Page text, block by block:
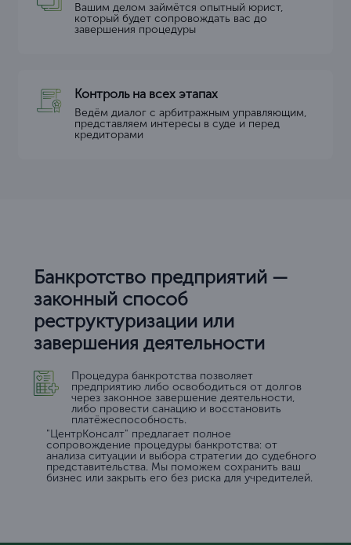
Вашим делом займётся опытный юрист,
который будет сопровождать вас до
завершения процедуры
Контроль на всех этапах
Ведём диалог с арбитражным управляющим,
представляем интересы в суде и перед
кредиторами
Банкротство предприятий —
законный способ
реструктуризации или
завершения деятельности
Процедура банкротства позволяет
предприятию либо освободиться от долгов
через законное завершение деятельности,
либо провести санацию и восстановить
платёжеспособность.
"ЦентрКонсалт" предлагает полное
сопровождение процедуры банкротства: от
анализа ситуации и выбора стратегии до судебного
представительства. Мы поможем сохранить ваш
бизнес или закрыть его без риска для учредителей.